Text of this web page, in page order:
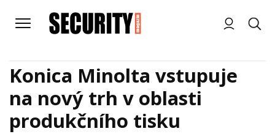
Konica Minolta vstupuje
na nový trh v oblasti
produkčního tisku